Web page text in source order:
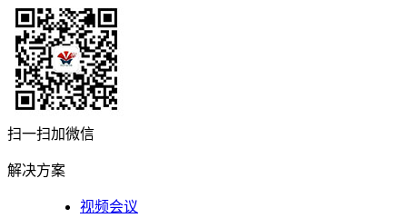
扫一扫加微信
解决方案
视频会议